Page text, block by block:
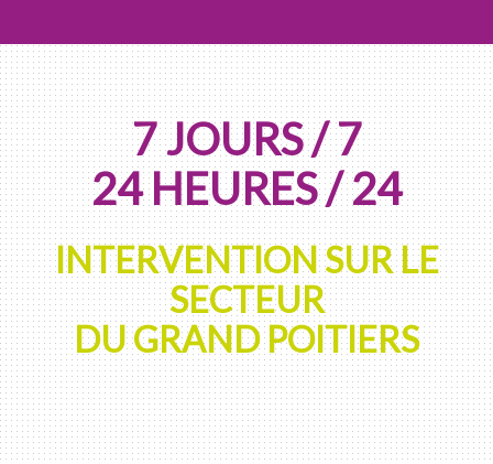
7 JOURS / 7
24 HEURES / 24
INTERVENTION SUR LE
SECTEUR
DU GRAND POITIERS